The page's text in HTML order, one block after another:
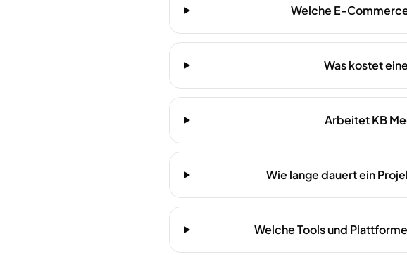
Welche E-
Was kostet
Arbeitet KB
Wie lange dauert ein
Welche Tools und